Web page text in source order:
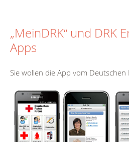
„MeinDRK“ und DRK
Apps
Sie wollen die App vom